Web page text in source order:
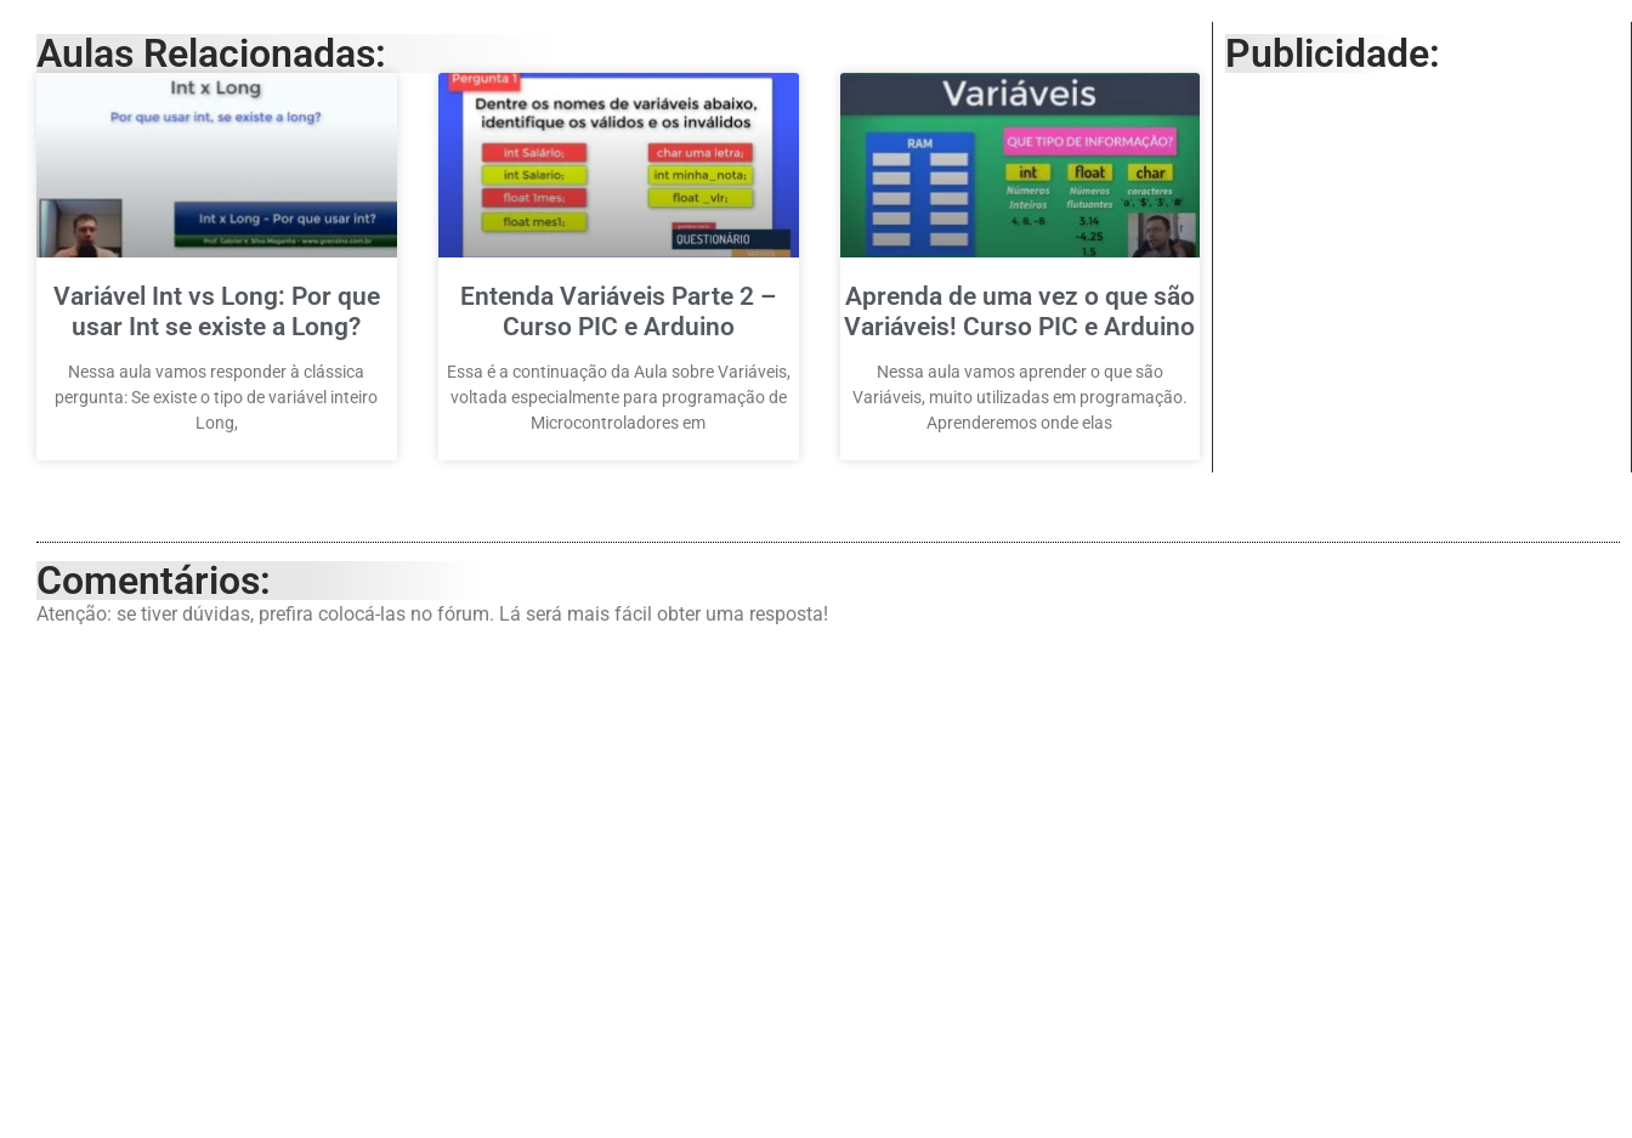
Aulas Relacionadas:
Variável Int vs Long: Por que
usar Int se existe a Long?
Nessa aula vamos responder à clássica
pergunta: Se existe o tipo de variável inteiro
Long,
Entenda Variáveis Parte 2 –
Curso PIC e Arduino
Essa é a continuação da Aula sobre Variáveis,
voltada especialmente para programação de
Microcontroladores em
Aprenda de uma vez o que são
Variáveis! Curso PIC e Arduino
Nessa aula vamos aprender o que são
Variáveis, muito utilizadas em programação.
Aprenderemos onde elas
Publicidade:
Comentários:
Atenção: se tiver dúvidas, prefira colocá-las no fórum. Lá será mais fácil obter uma resposta!